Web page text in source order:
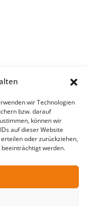
wir Technologien
bzw. darauf
können wir
auf dieser Website
oder zurückziehen,
werden.